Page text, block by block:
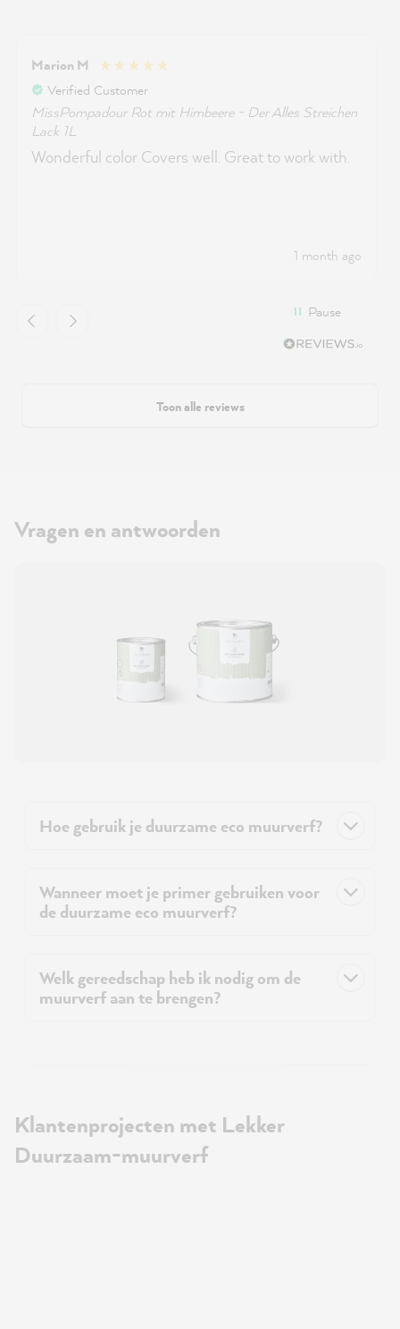
Marion M
Verified Customer
MissPompadour Rot mit Himbeere - Der Alles Streichen
Lack 1L
Wonderful color Covers well. Great to work with.
1 month ago
Pause
Toon alle reviews
Vragen en antwoorden
Hoe gebruik je duurzame eco muurverf?
Wanneer moet je primer gebruiken voor
de duurzame eco muurverf?
Welk gereedschap heb ik nodig om de
muurverf aan te brengen?
Klantenprojecten met Lekker
Duurzaam-muurverf